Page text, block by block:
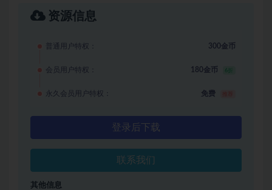
资源信息
普通用户特权： 300金币
会员用户特权： 180金币 6折
永久会员用户特权： 免费
登录后下载
联系我们
其他信息